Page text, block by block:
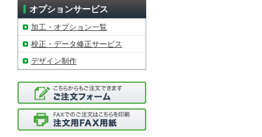
オプションサービス
加工・オプション一覧
校正・データ修正サービス
デザイン制作